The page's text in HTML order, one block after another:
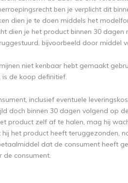
ben je verplicht dit
dien je te doen middels het
dien je het product binnen 30
bijvoorbeeld door middel
niet kenbaar hebt gemaakt
de koop definitief.
inclusief eventuele
doch binnen 30 dagen volgend op
product zelf af te halen, mag hij
het product heeft teruggezonden,
dat de consument heeft
de consument.